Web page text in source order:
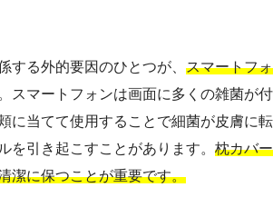
する外的要因のひとつが、 スマートフォ
スマートフォンは画面に多くの雑菌が付
に当てて使用することで細菌が皮膚に転
を引き起こすことがあります。 枕カバー
潔に保つことが重要です。